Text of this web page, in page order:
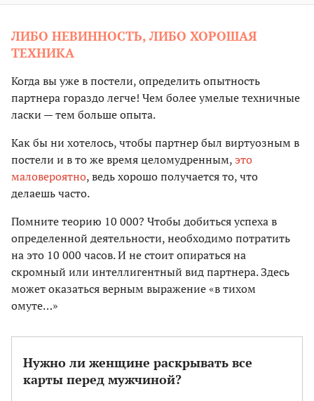
ЛИБО НЕВИННОСТЬ, ЛИБО ХОРОШАЯ
ТЕХНИКА
Когда вы уже в постели, определить опытность
партнера гораздо легче! Чем более умелые техничные
ласки — тем больше опыта.
Как бы ни хотелось, чтобы партнер был виртуозным в
постели и в то же время целомудренным,это
маловероятно, ведь хорошо получается то, что
делаешь часто.
Помните теорию 10 000? Чтобы добиться успеха в
определенной деятельности, необходимо потратить
на это 10 000 часов. И не стоит опираться на
скромный или интеллигентный вид партнера. Здесь
может оказаться верным выражение «в тихом
омуте…»
Нужно ли женщине раскрывать все
карты перед мужчиной?